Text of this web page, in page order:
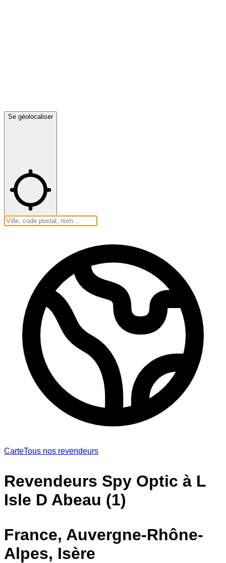
Se géolocaliser
CarteTous nos revendeurs
Revendeurs Spy Optic à L
Isle D Abeau (1)
France, Auvergne-Rhône-
Alpes, Isère